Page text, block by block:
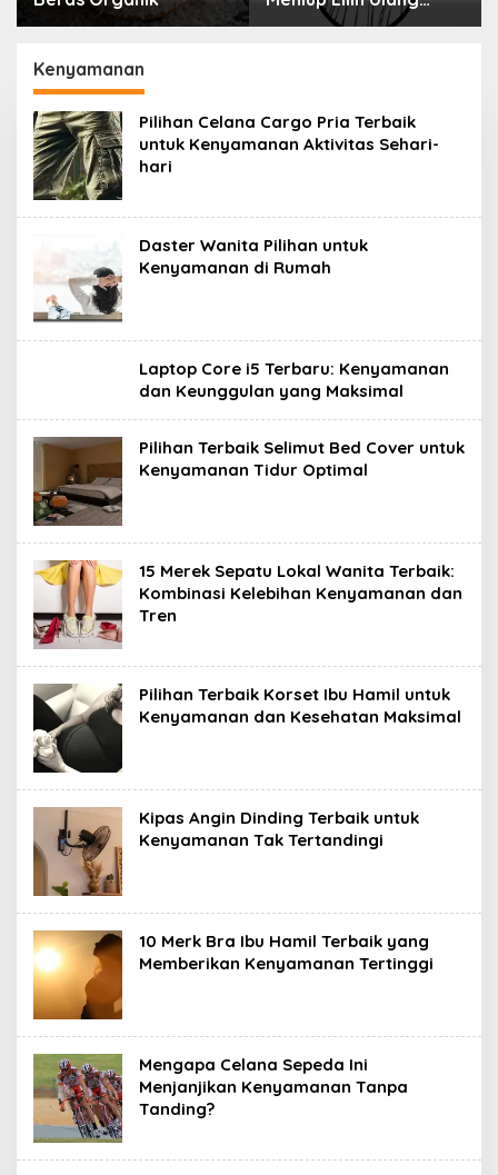
Tahun Bisa Berbahaya
Menyimpan Rahasia
Kenyamanan
Pilihan Celana Cargo Pria Terbaik
untuk Kenyamanan Aktivitas Sehari-
hari
Daster Wanita Pilihan untuk
Kenyamanan di Rumah
Laptop Core i5 Terbaru: Kenyamanan
dan Keunggulan yang Maksimal
Pilihan Terbaik Selimut Bed Cover untuk
Kenyamanan Tidur Optimal
15 Merek Sepatu Lokal Wanita Terbaik:
Kombinasi Kelebihan Kenyamanan dan
Tren
Pilihan Terbaik Korset Ibu Hamil untuk
Kenyamanan dan Kesehatan Maksimal
Kipas Angin Dinding Terbaik untuk
Kenyamanan Tak Tertandingi
10 Merk Bra Ibu Hamil Terbaik yang
Memberikan Kenyamanan Tertinggi
Mengapa Celana Sepeda Ini
Menjanjikan Kenyamanan Tanpa
Tanding?